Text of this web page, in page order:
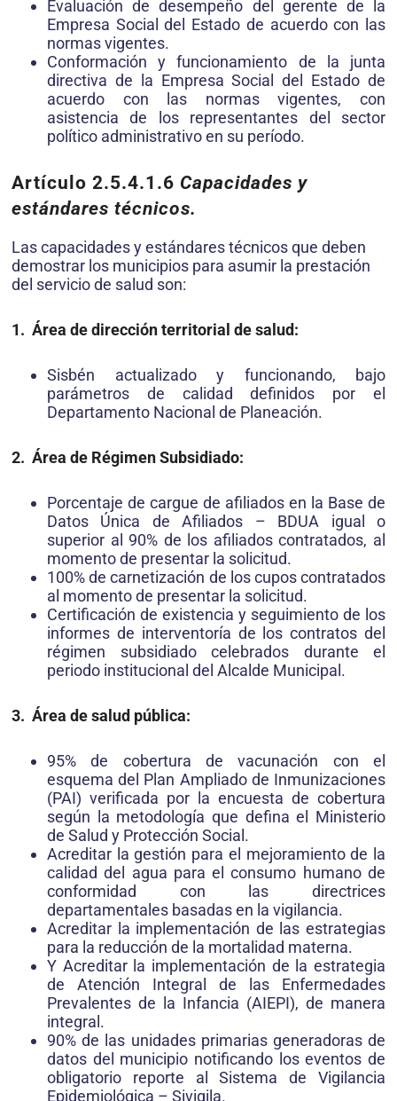
Evaluación de desempeño del gerente de la
Empresa Social del Estado de acuerdo con las
normas vigentes.
Conformación y funcionamiento de la junta
directiva de la Empresa Social del Estado de
acuerdo con las normas vigentes, con
asistencia de los representantes del sector
político administrativo en su período.
Artículo 2.5.4.1.6 Capacidades y
estándares técnicos.
Las capacidades y estándares técnicos que deben
demostrar los municipios para asumir la prestación
del servicio de salud son:
1. Área de dirección territorial de salud:
Sisbén actualizado y funcionando, bajo
parámetros de calidad definidos por el
Departamento Nacional de Planeación.
2. Área de Régimen Subsidiado:
Porcentaje de cargue de afiliados en la Base de
Datos Única de Afiliados – BDUA igual o
superior al 90% de los afiliados contratados, al
momento de presentar la solicitud.
100% de carnetización de los cupos contratados
al momento de presentar la solicitud.
Certificación de existencia y seguimiento de los
informes de interventoría de los contratos del
régimen subsidiado celebrados durante el
periodo institucional del Alcalde Municipal.
3. Área de salud pública:
95% de cobertura de vacunación con el
esquema del Plan Ampliado de Inmunizaciones
(PAI) verificada por la encuesta de cobertura
según la metodología que defina el Ministerio
de Salud y Protección Social.
Acreditar la gestión para el mejoramiento de la
calidad del agua para el consumo humano de
conformidad con las directrices
departamentales basadas en la vigilancia.
Acreditar la implementación de las estrategias
para la reducción de la mortalidad materna.
Y Acreditar la implementación de la estrategia
de Atención Integral de las Enfermedades
Prevalentes de la Infancia (AIEPI), de manera
integral.
90% de las unidades primarias generadoras de
datos del municipio notificando los eventos de
obligatorio reporte al Sistema de Vigilancia
Epidemiológica – Sivigila.